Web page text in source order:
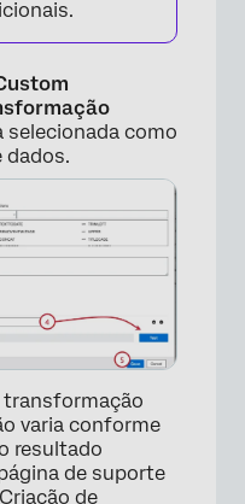
selecionada como
dados.
transformação
varia conforme
resultado
de suporte
de